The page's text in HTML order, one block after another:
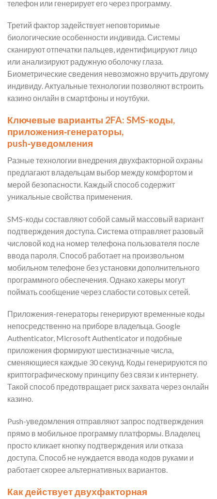
телефон или генерирует его через программу.
Третий фактор задействует неповторимые
биологические особенности индивида. Системы
сканируют отпечатки пальцев, идентифицируют лицо
или анализируют радужную оболочку глаза.
Биометрические сведения невозможно вручить другому
индивиду. Актуальные технологии позволяют встроить
казино онлайн в смартфоны и ноутбуки.
Ключевые варианты 2FA: SMS-коды,
приложения‑генераторы,
push‑уведомления
Разные технологии внедрения двухфакторной охраны
предлагают владельцам выбор между комфортом и
мерой безопасности. Каждый способ содержит
уникальные свойства применения.
SMS-коды составляют собой самый массовый вариант
подтверждения доступа. Система отправляет разовый
числовой код на номер телефона пользователя после
ввода пароля. Способ работает на произвольном
мобильном телефоне без установки дополнительного
программного обеспечения. Однако хакеры могут
поймать сообщение через слабости сотовых сетей.
Приложения-генераторы генерируют временные коды
непосредственно на приборе владельца. Google
Authenticator, Microsoft Authenticator и подобные
приложения формируют шестизначные числа,
сменяющиеся каждые 30 секунд. Коды генерируются по
криптографическому принципу без связи к интернету.
Такой способ предотвращает риск захвата через онлайн
казино.
Push-уведомления отправляют запрос подтверждения
прямо в мобильное программу платформы. Владелец
просто кликает кнопку подтверждения или отказа
доступа. Способ не нуждается ввода кодов руками и
работает скорее альтернативных вариантов.
Как действует двухфакторная